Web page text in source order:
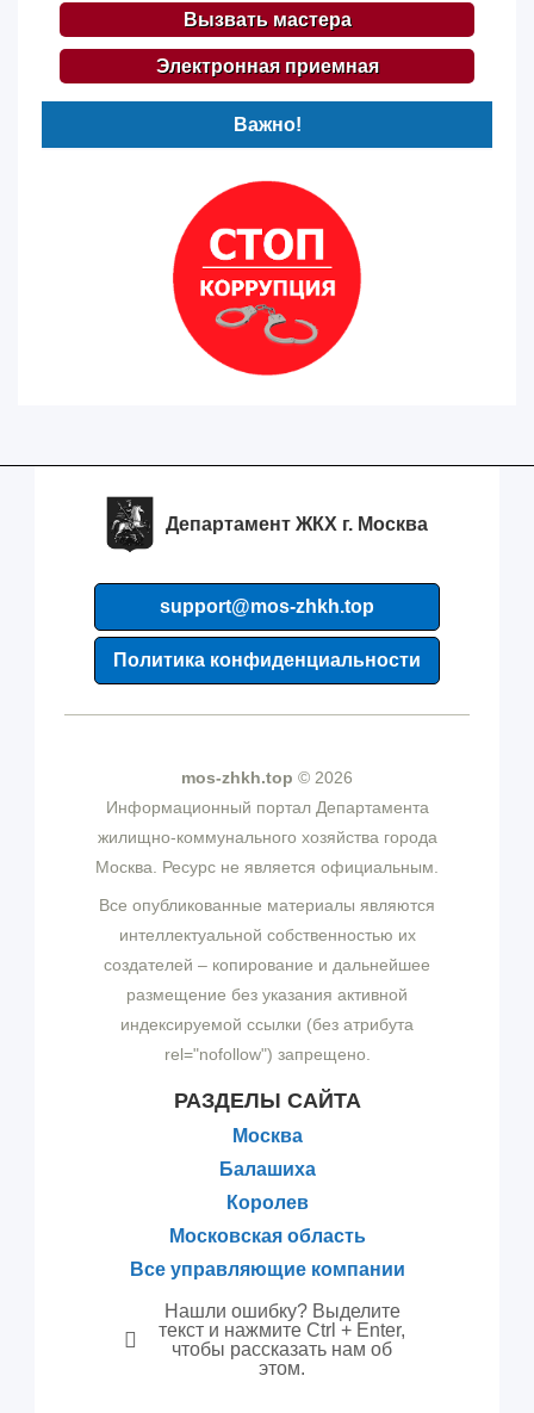
Вызвать мастера
Электронная приемная
Важно!
Департамент ЖКХ г. Москва
support@mos-zhkh.top
Политика конфиденциальности
mos-zhkh.top © 2026
Информационный портал Департамента
жилищно-коммунального хозяйства города
Москва. Ресурс не является официальным.
Все опубликованные материалы являются
интеллектуальной собственностью их
создателей – копирование и дальнейшее
размещение без указания активной
индексируемой ссылки (без атрибута
rel="nofollow") запрещено.
РАЗДЕЛЫ САЙТА
Москва
Балашиха
Королев
Московская область
Все управляющие компании
Нашли ошибку? Выделите
текст и нажмите Ctrl + Enter,
чтобы рассказать нам об
этом.